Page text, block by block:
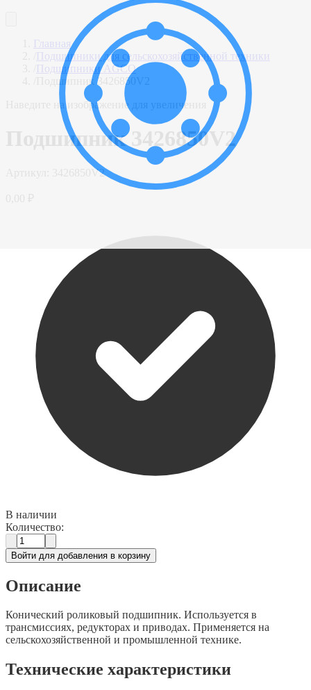
Главная
Подшипники для сельскохозяйственной техники
Подшипники AGCO
Подшипник 3426850V2
Наведите на изображение для увеличения
Подшипник 3426850V2
3426850V2
В наличии
Количество:
Войти для добавления в корзину
Описание
Конический роликовый подшипник. Используется в
трансмиссиях, редукторах и приводах. Применяется на
сельскохозяйственной и промышленной технике.
Технические характеристики